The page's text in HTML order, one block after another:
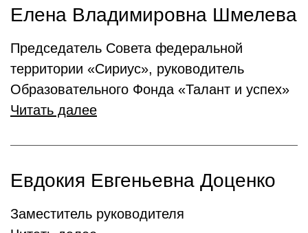
Елена Владимировна Шмелева
Председатель Совета федеральной
территории «Сириус», руководитель
Образовательного Фонда «Талант и успех»
Читать далее
Евдокия Евгеньевна Доценко
Заместитель руководителя